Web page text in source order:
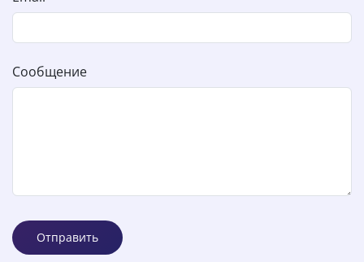
Сообщение
Отправить